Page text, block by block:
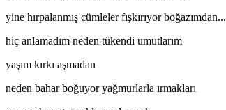
yine hırpalanmış cümleler fışkırıyor boğazımdan...
hiç anlamadım neden tükendi umutlarım
yaşım kırkı aşmadan
neden bahar boğuyor yağmurlarla ırmakları